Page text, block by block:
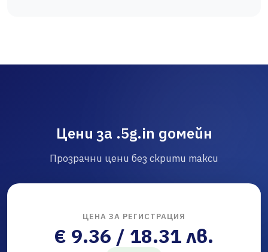
Цени за .5g.in домейн
Прозрачни цени без скрити такси
ЦЕНА ЗА РЕГИСТРАЦИЯ
€ 9.36 / 18.31 лв.